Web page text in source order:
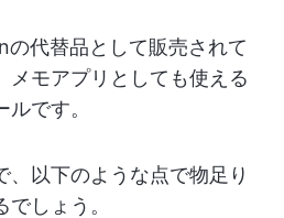
代替品として販売されて
メモアプリとしても使える
です。
、以下のような点で物足り
しょう。